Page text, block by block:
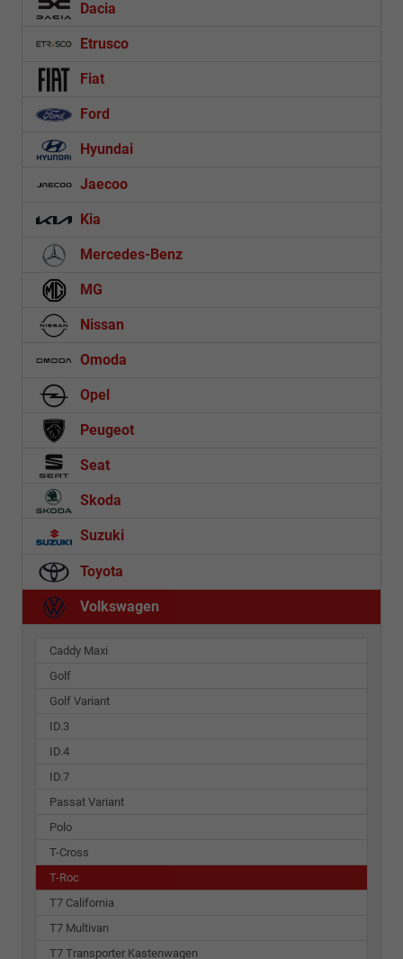
Dacia
Etrusco
Fiat
Ford
Hyundai
Jaecoo
Kia
Mercedes-Benz
MG
Nissan
Omoda
Opel
Peugeot
Seat
Skoda
Suzuki
Toyota
Volkswagen
Caddy Maxi
Golf
Golf Variant
ID.3
ID.4
ID.7
Passat Variant
Polo
T-Cross
T-Roc
T7 California
T7 Multivan
T7 Transporter Kastenwagen